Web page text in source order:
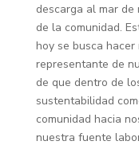
descarga al mar
de la comunidad.
hoy se busca hacer
representante de
de que dentro de
sustentabilidad
comunidad hacia
nuestra fuente